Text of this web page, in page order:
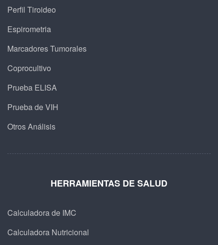
Perfil Tiroideo
Espirometria
Marcadores Tumorales
Coprocultivo
Prueba ELISA
Prueba de VIH
Otros Análisis
HERRAMIENTAS DE SALUD
Calculadora de IMC
Calculadora Nutricional